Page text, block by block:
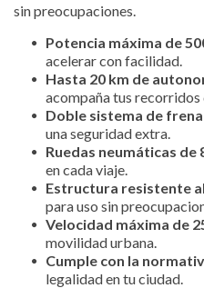
sin preocupaciones.
Potencia máxima de
acelerar con facilidad.
Hasta 20 km de
acompaña tus recorridos
Doble sistema de
una seguridad extra.
Ruedas neumáticas de
en cada viaje.
Estructura resistente
para uso sin
Velocidad máxima de
movilidad urbana.
Cumple con la
legalidad en tu ciudad.